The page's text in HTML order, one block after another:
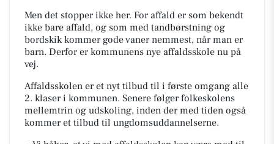
Men det stopper ikke her. For affald er som bekendt
ikke bare affald, og som med tandbørstning og
bordskik kommer gode vaner nemmest, når man er
barn. Derfor er kommunens nye affaldsskole nu på
vej.
Affaldsskolen er et nyt tilbud til i første omgang alle
2. klaser i kommunen. Senere følger folkeskolens
mellemtrin og udskoling, inden der med tiden også
kommer et tilbud til ungdomsuddannelserne.